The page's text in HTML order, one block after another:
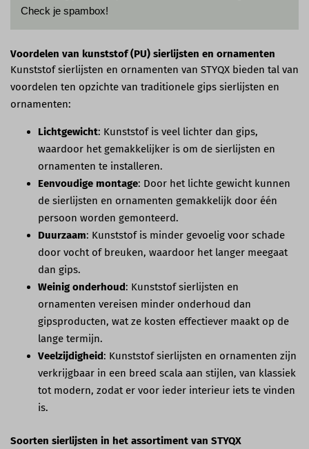
Check je spambox!
Voordelen van kunststof (PU) sierlijsten en ornamenten
Kunststof sierlijsten en ornamenten van STYQX bieden tal van
voordelen ten opzichte van traditionele gips sierlijsten en
ornamenten:
Lichtgewicht: Kunststof is veel lichter dan gips,
waardoor het gemakkelijker is om de sierlijsten en
ornamenten te installeren.
Eenvoudige montage: Door het lichte gewicht kunnen
de sierlijsten en ornamenten gemakkelijk door één
persoon worden gemonteerd.
Duurzaam: Kunststof is minder gevoelig voor schade
door vocht of breuken, waardoor het langer meegaat
dan gips.
Weinig onderhoud: Kunststof sierlijsten en
ornamenten vereisen minder onderhoud dan
gipsproducten, wat ze kosten effectiever maakt op de
lange termijn.
Veelzijdigheid: Kunststof sierlijsten en ornamenten zijn
verkrijgbaar in een breed scala aan stijlen, van klassiek
tot modern, zodat er voor ieder interieur iets te vinden
is.
Soorten sierlijsten in het assortiment van STYQX